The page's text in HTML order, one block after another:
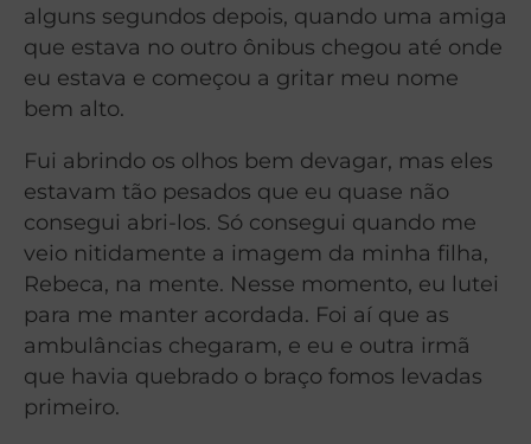
alguns segundos depois, quando uma amiga
que estava no outro ônibus chegou até onde
eu estava e começou a gritar meu nome
bem alto.
Fui abrindo os olhos bem devagar, mas eles
estavam tão pesados que eu quase não
consegui abri-los. Só consegui quando me
veio nitidamente a imagem da minha filha,
Rebeca, na mente. Nesse momento, eu lutei
para me manter acordada. Foi aí que as
ambulâncias chegaram, e eu e outra irmã
que havia quebrado o braço fomos levadas
primeiro.